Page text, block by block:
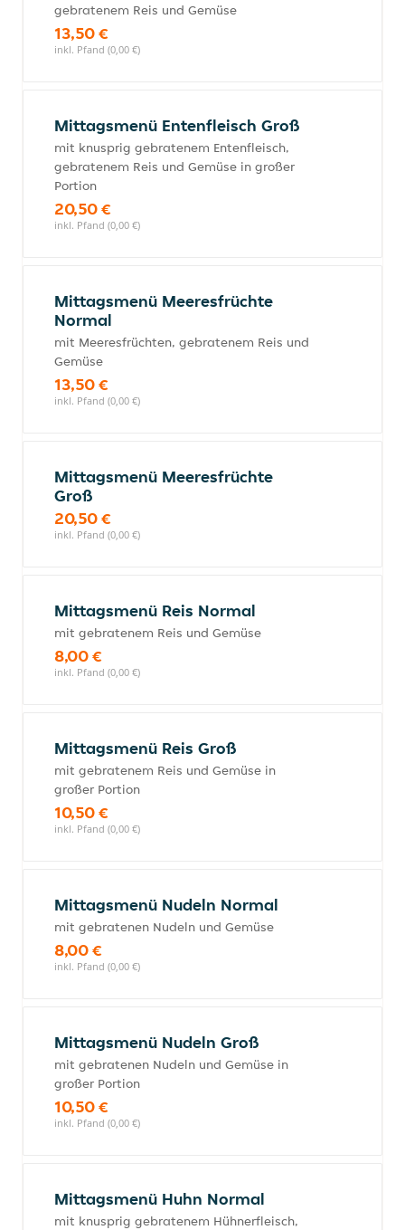
gebratenem Reis und Gemüse
13,50 €
inkl. Pfand (0,00 €)
Mittagsmenü Entenfleisch Groß
mit knusprig gebratenem Entenfleisch,
gebratenem Reis und Gemüse in großer
Portion
20,50 €
inkl. Pfand (0,00 €)
Mittagsmenü Meeresfrüchte
Normal
mit Meeresfrüchten, gebratenem Reis und
Gemüse
13,50 €
inkl. Pfand (0,00 €)
Mittagsmenü Meeresfrüchte
Groß
20,50 €
inkl. Pfand (0,00 €)
Mittagsmenü Reis Normal
mit gebratenem Reis und Gemüse
8,00 €
inkl. Pfand (0,00 €)
Mittagsmenü Reis Groß
mit gebratenem Reis und Gemüse in
großer Portion
10,50 €
inkl. Pfand (0,00 €)
Mittagsmenü Nudeln Normal
mit gebratenen Nudeln und Gemüse
8,00 €
inkl. Pfand (0,00 €)
Mittagsmenü Nudeln Groß
mit gebratenen Nudeln und Gemüse in
großer Portion
10,50 €
inkl. Pfand (0,00 €)
Mittagsmenü Huhn Normal
mit knusprig gebratenem Hühnerfleisch,